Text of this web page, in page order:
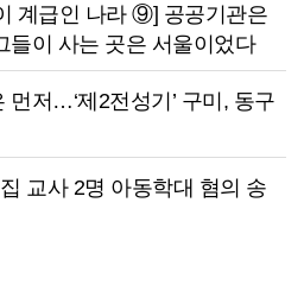
계급인 나라 ⑨] 공공기관은
들이 사는 곳은 서울이었다
먼저…‘제2전성기’ 구미, 동구
교사 2명 아동학대 혐의 송